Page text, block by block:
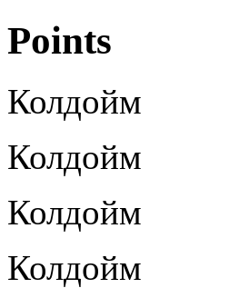
Points
Колдойм
Колдойм
Колдойм
Колдойм